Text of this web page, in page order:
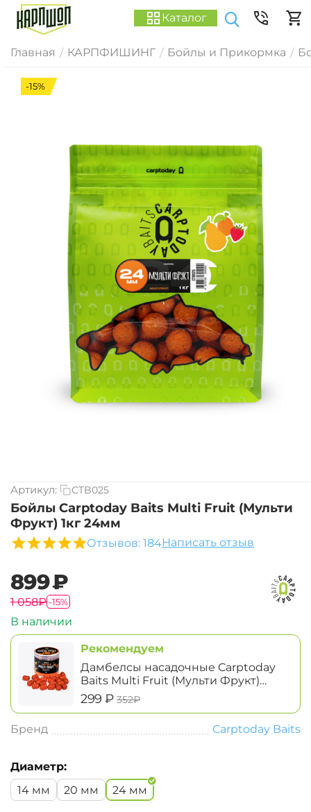
Каталог
Главная / КАРПФИШИНГ / Бойлы и Прикормка /
-15%
Артикул: CTB025
Бойлы Carptoday Baits Multi Fruit (Мульти
Фрукт) 1кг 24мм
Отзывов: 184Написать отзыв
‍899‍₽
‍1 058‍₽-15%
В наличии
Рекомендуем
Дамбелсы насадочные Carptoday
Baits Multi Fruit (Мульти Фрукт)
14х20мм
‍299‍ ₽ ‍352‍₽
Бренд Carptoday Baits
Диаметр:
14 мм
20 мм 24 мм